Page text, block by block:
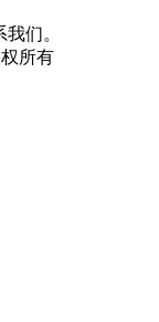
们。
所有